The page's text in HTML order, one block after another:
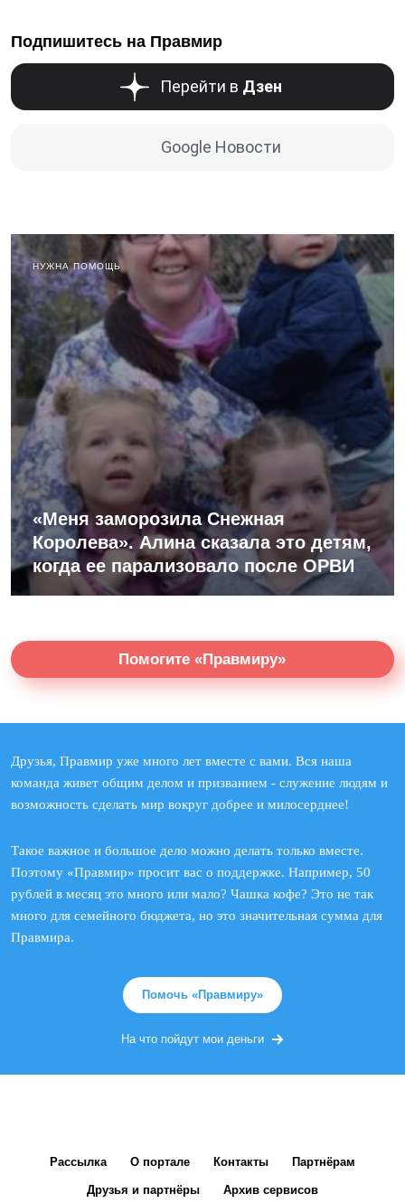
Подпишитесь на Правмир
Перейти в Дзен
Google Новости
НУЖНА ПОМОЩЬ
«Меня заморозила Снежная
Королева». Алина сказала это детям,
когда ее парализовало после ОРВИ
Помогите «Правмиру»
Друзья, Правмир уже много лет вместе с вами. Вся наша
команда живет общим делом и призванием - служение людям и
возможность сделать мир вокруг добрее и милосерднее!
Такое важное и большое дело можно делать только вместе.
Поэтому «Правмир» просит вас о поддержке. Например, 50
рублей в месяц это много или мало? Чашка кофе? Это не так
много для семейного бюджета, но это значительная сумма для
Правмира.
Помочь «Правмиру»
На что пойдут мои деньги
Рассылка О портале Контакты Партнёрам
Друзья и партнёры Архив сервисов